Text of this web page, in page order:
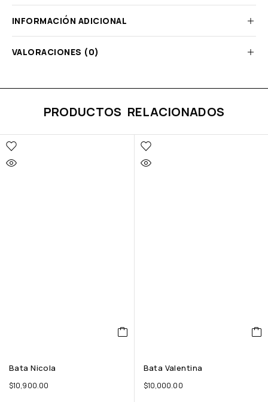
INFORMACIÓN ADICIONAL
VALORACIONES (0)
PRODUCTOS RELACIONADOS
Bata Nicola
$10,900.00
Bata Valentina
$10,000.00